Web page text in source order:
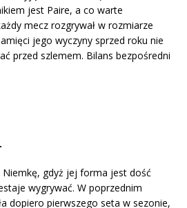
jest Paire, a co warte
mecz rozgrywał w rozmiarze
jego wyczyny sprzed roku nie
przed szlemem. Bilans bezpośredni
gdyż jej forma jest dość
wygrywać. W poprzednim
dopiero pierwszego seta w sezonie,